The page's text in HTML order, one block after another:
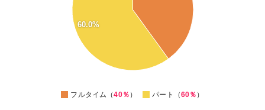
60.0%
フルタイム（40％ ） パート（60％ ）